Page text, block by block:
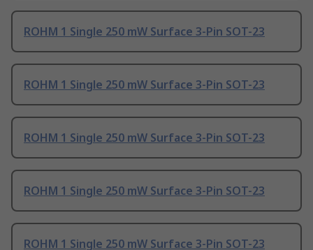
ROHM 1 Single 250 mW Surface 3-Pin SOT-23
ROHM 1 Single 250 mW Surface 3-Pin SOT-23
ROHM 1 Single 250 mW Surface 3-Pin SOT-23
ROHM 1 Single 250 mW Surface 3-Pin SOT-23
ROHM 1 Single 250 mW Surface 3-Pin SOT-23